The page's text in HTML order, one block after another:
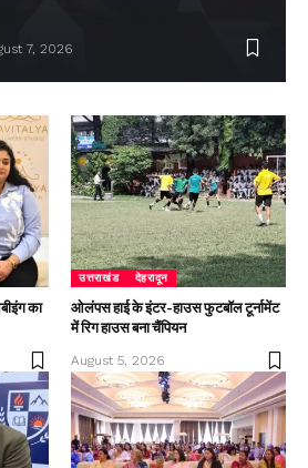
7, 2026
का
उत्तराखंड देहरादून
ओलंपस हाई के इंटर-हाउस फुटबॉल टूर्नामेंट
में रिग हाउस बना चैंपियन
August 5, 2026